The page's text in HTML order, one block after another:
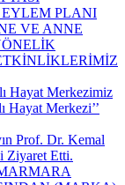
PLANI
VE ANNE
Hayat Merkezimiz
Hayat Merkezi’’
Prof. Dr. Kemal
Etti.